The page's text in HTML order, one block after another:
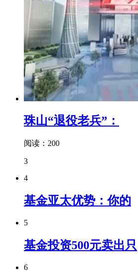
珠山“退役老兵”：
阅读：200
3
4
基金亚太优势：你的
5
基金投资500元卖出只
6